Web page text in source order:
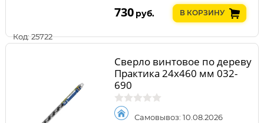
Код: 25722
730 руб. В КОРЗИНУ
Сверло винтовое по дереву
Практика 24х460 мм 032-
690
Самовывоз: 10.08.2026